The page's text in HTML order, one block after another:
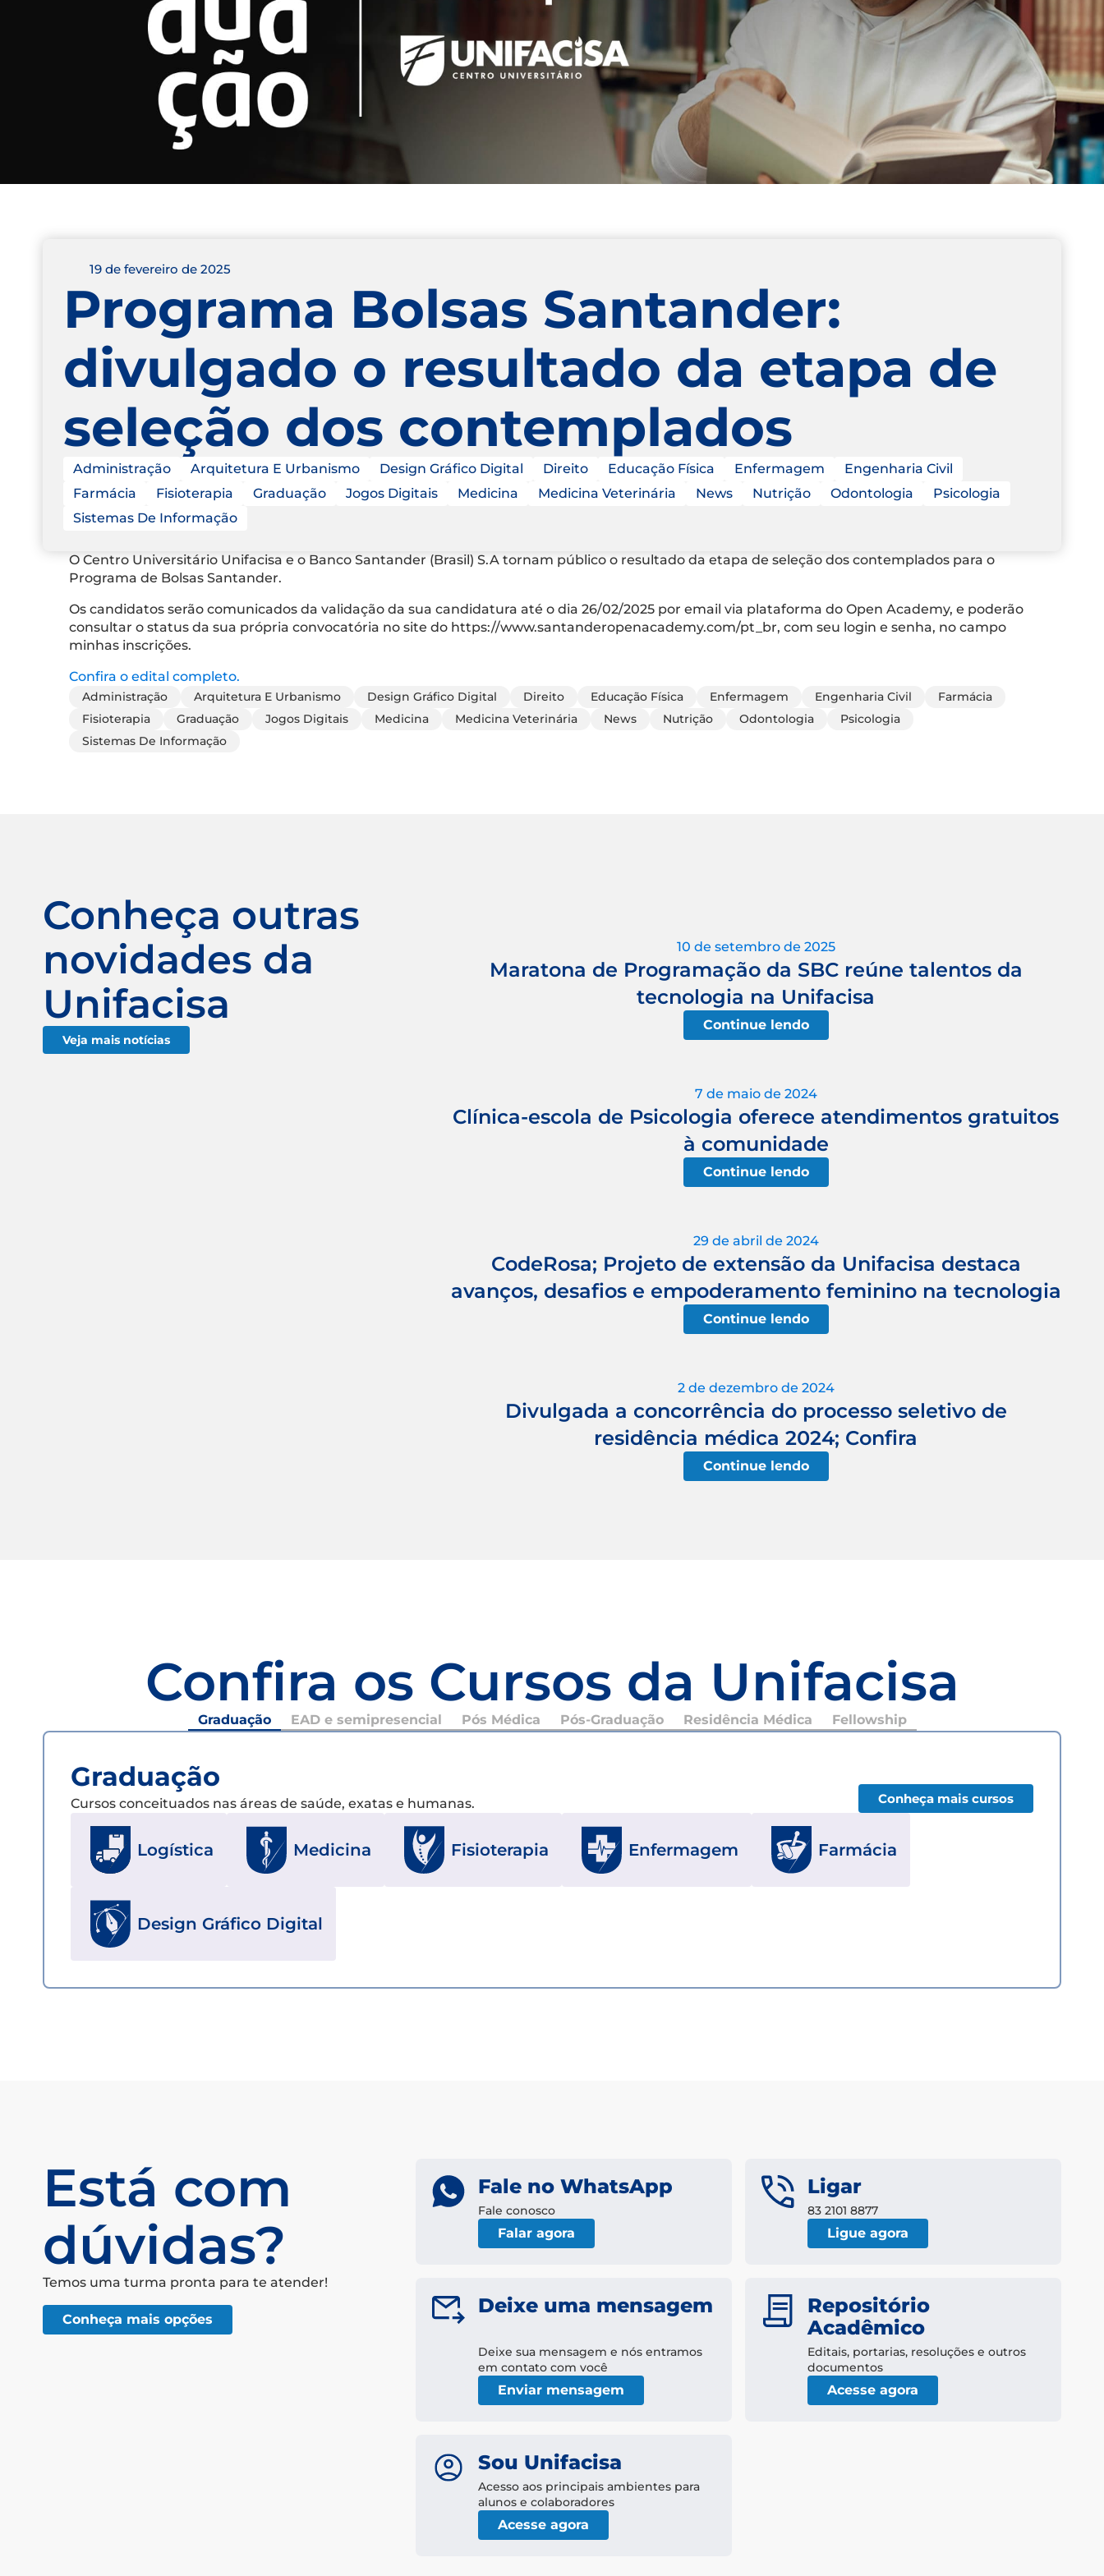
19 de fevereiro de 2025
Programa Bolsas Santander:
divulgado o resultado da etapa de
seleção dos contemplados
Administração Arquitetura E Urbanismo Design Gráfico Digital Direito Educação Física Enfermagem
Engenharia Civil
Farmácia
Fisioterapia Graduação Jogos Digitais Medicina Medicina Veterinária News Nutrição Odontologia
Psicologia
Sistemas De Informação
O Centro Universitário Unifacisa e o Banco Santander (Brasil) S.A tornam público o resultado da etapa de seleção dos contemplados para o
Programa de Bolsas Santander.
Os candidatos serão comunicados da validação da sua candidatura até o dia 26/02/2025 por email via plataforma do Open Academy, e poderão
consultar o status da sua própria convocatória no site do https://www.santanderopenacademy.com/pt_br, com seu login e senha, no campo
minhas inscrições.
Confira o edital completo.
Administração Arquitetura E Urbanismo Design Gráfico Digital Direito Educação Física Enfermagem Engenharia Civil
Farmácia
Fisioterapia
Graduação Jogos Digitais Medicina Medicina Veterinária News Nutrição Odontologia
Psicologia
Sistemas De Informação
Conheça outras
novidades da
Unifacisa
Veja mais notícias
10 de setembro de 2025
Maratona de Programação da SBC reúne talentos da
tecnologia na Unifacisa
Continue lendo
7 de maio de 2024
Clínica-escola de Psicologia oferece atendimentos gratuitos
à comunidade
Continue lendo
29 de abril de 2024
CodeRosa; Projeto de extensão da Unifacisa destaca
avanços, desafios e empoderamento feminino na tecnologia
Continue lendo
2 de dezembro de 2024
Divulgada a concorrência do processo seletivo de
residência médica 2024; Confira
Continue lendo
Confira os Cursos da Unifacisa
Graduação EAD e semipresencial Pós Médica Pós-Graduação Residência Médica Fellowship
Graduação
Cursos conceituados nas áreas de saúde, exatas e humanas. Conheça mais cursos
Logística Medicina Fisioterapia Enfermagem Farmácia
Design Gráfico Digital
Está com
dúvidas?
Temos uma turma pronta para te atender!
Conheça mais opções
Fale no WhatsApp
Fale conosco
Falar agora
Ligar
83 2101 8877
Ligue agora
Deixe uma mensagem
Deixe sua mensagem e nós entramos
em contato com você
Enviar mensagem
Repositório
Acadêmico
Editais, portarias, resoluções e outros
documentos
Acesse agora
Sou Unifacisa
Acesso aos principais ambientes para
alunos e colaboradores
Acesse agora